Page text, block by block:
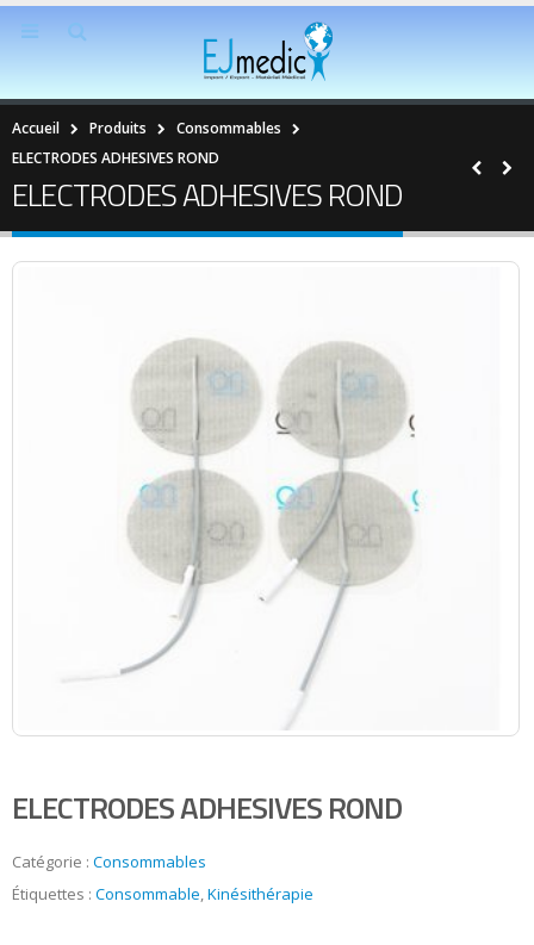
Accueil Produits
Consommables
ELECTRODES ADHESIVES ROND
ELECTRODES ADHESIVES ROND
ELECTRODES ADHESIVES ROND
Catégorie : Consommables
Étiquettes : Consommable,Kinésithérapie